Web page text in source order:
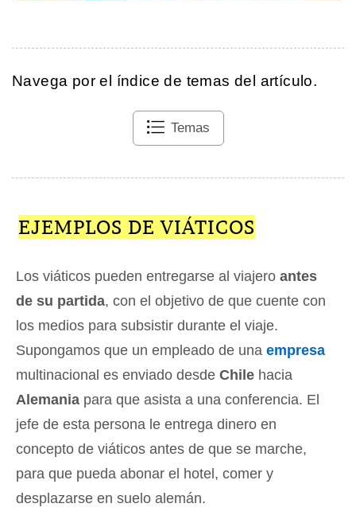
Navega por el índice de temas del artículo.
Temas
EJEMPLOS DE VIÁTICOS
Los viáticos pueden entregarse al viajero antes
de su partida, con el objetivo de que cuente con
los medios para subsistir durante el viaje.
Supongamos que un empleado de una empresa
multinacional es enviado desde Chile hacia
Alemania para que asista a una conferencia. El
jefe de esta persona le entrega dinero en
concepto de viáticos antes de que se marche,
para que pueda abonar el hotel, comer y
desplazarse en suelo alemán.